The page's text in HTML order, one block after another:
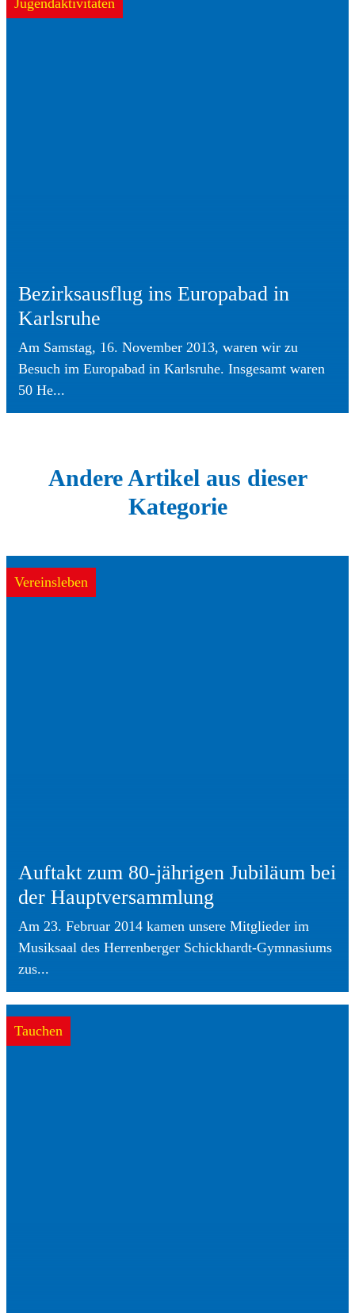
Bezirksausflug ins Europabad in
Karlsruhe
Am Samstag, 16. November 2013, waren wir zu
Besuch im Europabad in Karlsruhe. Insgesamt waren
50 He...
Andere Artikel aus dieser
Kategorie
Vereinsleben
Auftakt zum 80-jährigen Jubiläum bei
der Hauptversammlung
Am 23. Februar 2014 kamen unsere Mitglieder im
Musiksaal des Herrenberger Schickhardt-Gymnasiums
zus...
Tauchen